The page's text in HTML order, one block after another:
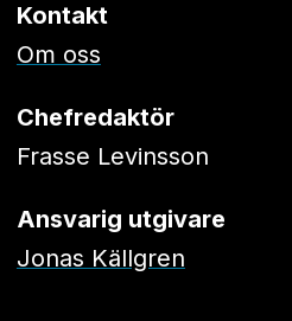
Kontakt
Om oss
Chefredaktör
Frasse Levinsson
Ansvarig utgivare
Jonas Källgren